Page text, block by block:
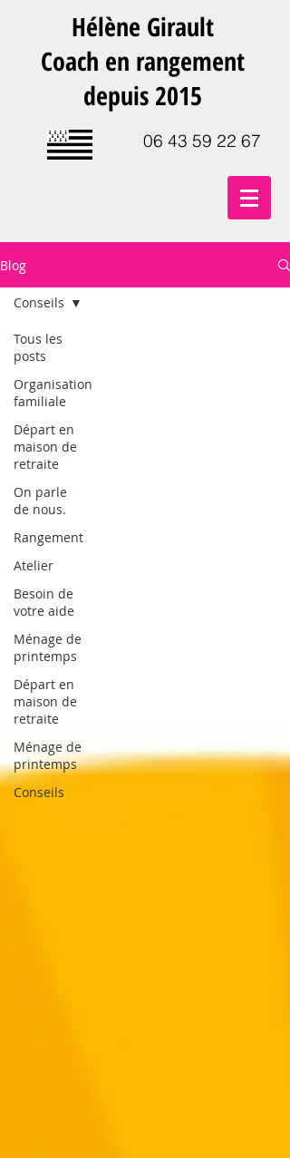
Hélène Girault
Coach en rangement
depuis 2015
06 43 59 22 67
Blog
Tous les
posts
Organisation
familiale
Départ en
maison de
retraite
On parle
de nous.
Rangement
Atelier
Besoin de
votre aide
Ménage de
printemps
Départ en
maison de
retraite
Ménage de
printemps
Conseils
Conseils